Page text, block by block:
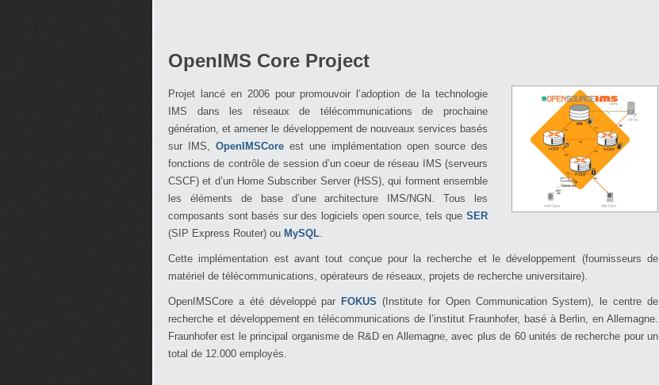
OpenIMS Core Project
Projet lancé en 2006 pour promouvoir l’adoption de la technologie
IMS dans les réseaux de télécommunications de prochaine
génération, et amener le développement de nouveaux services basés
sur IMS, OpenIMSCore est une implémentation open source des
fonctions de contrôle de session d’un coeur de réseau IMS (serveurs
CSCF) et d’un Home Subscriber Server (HSS), qui forment ensemble
les éléments de base d’une architecture IMS/NGN. Tous les
composants sont basés sur des logiciels open source, tels que SER
(SIP Express Router) ou MySQL.
Cette implémentation est avant tout conçue pour la recherche et le développement (fournisseurs de
matériel de télécommunications, opérateurs de réseaux, projets de recherche universitaire).
OpenIMSCore a été développé par FOKUS (Institute for Open Communication System), le centre de
recherche et développement en télécommunications de l’institut Fraunhofer, basé à Berlin, en Allemagne.
Fraunhofer est le principal organisme de R&D en Allemagne, avec plus de 60 unités de recherche pour un
total de 12.000 employés.